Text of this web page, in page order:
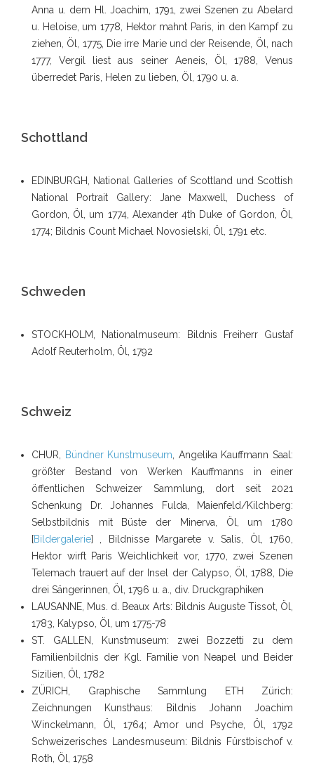
Anna u. dem Hl. Joachim, 1791, zwei Szenen zu Abelard
u. Heloise, um 1778, Hektor mahnt Paris, in den Kampf zu
ziehen, Öl, 1775, Die irre Marie und der Reisende, Öl, nach
1777, Vergil liest aus seiner Aeneis, Öl, 1788, Venus
überredet Paris, Helen zu lieben, Öl, 1790 u. a.
Schottland
EDINBURGH, National Galleries of Scottland und Scottish
National Portrait Gallery: Jane Maxwell, Duchess of
Gordon, Öl, um 1774, Alexander 4th Duke of Gordon, Öl,
1774; Bildnis Count Michael Novosielski, Öl, 1791 etc.
Schweden
STOCKHOLM, Nationalmuseum: Bildnis Freiherr Gustaf
Adolf Reuterholm, Öl, 1792
Schweiz
CHUR, Bündner Kunstmuseum , Angelika Kauffmann Saal:
größter Bestand von Werken Kauffmanns in einer
öffentlichen Schweizer Sammlung, dort seit 2021
Schenkung Dr. Johannes Fulda, Maienfeld/Kilchberg:
Selbstbildnis mit Büste der Minerva, Öl, um 1780
[Bildergalerie] , Bildnisse Margarete v. Salis, Öl, 1760,
Hektor wirft Paris Weichlichkeit vor, 1770, zwei Szenen
Telemach trauert auf der Insel der Calypso, Öl, 1788, Die
drei Sängerinnen, Öl, 1796 u. a., div. Druckgraphiken
LAUSANNE, Mus. d. Beaux Arts: Bildnis Auguste Tissot, Öl,
1783, Kalypso, Öl, um 1775-78
ST. GALLEN, Kunstmuseum: zwei Bozzetti zu dem
Familienbildnis der Kgl. Familie von Neapel und Beider
Sizilien, Öl, 1782
ZÜRICH, Graphische Sammlung ETH Zürich:
Zeichnungen Kunsthaus: Bildnis Johann Joachim
Winckelmann, Öl, 1764; Amor und Psyche, Öl, 1792
Schweizerisches Landesmuseum: Bildnis Fürstbischof v.
Roth, Öl, 1758